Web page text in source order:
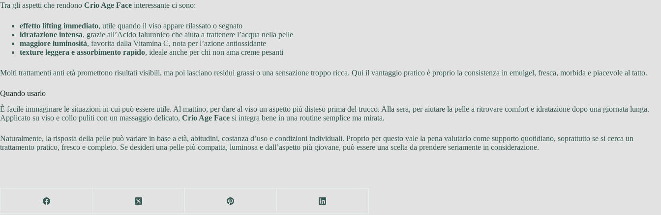
Tra gli aspetti che rendono Crio Age Face interessante ci sono:
effetto lifting immediato, utile quando il viso appare rilassato o segnato
idratazione intensa, grazie all’Acido Ialuronico che aiuta a trattenere l’acqua nella pelle
maggiore luminosità, favorita dalla Vitamina C, nota per l’azione antiossidante
texture leggera e assorbimento rapido, ideale anche per chi non ama creme pesanti
Molti trattamenti anti età promettono risultati visibili, ma poi lasciano residui grassi o una sensazione troppo ricca. Qui il vantaggio pratico è proprio la consistenza in emulgel, fresca, morbida e piacevole al tatto.
Quando usarlo
È facile immaginare le situazioni in cui può essere utile. Al mattino, per dare al viso un aspetto più disteso prima del trucco. Alla sera, per aiutare la pelle a ritrovare comfort e idratazione dopo una giornata lunga.
Applicato su viso e collo puliti con un massaggio delicato, Crio Age Face si integra bene in una routine semplice ma mirata.
Naturalmente, la risposta della pelle può variare in base a età, abitudini, costanza d’uso e condizioni individuali. Proprio per questo vale la pena valutarlo come supporto quotidiano, soprattutto se si cerca un
trattamento pratico, fresco e completo. Se desideri una pelle più compatta, luminosa e dall’aspetto più giovane, può essere una scelta da prendere seriamente in considerazione.